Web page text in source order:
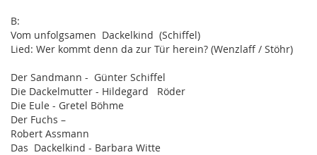
B:
Vom unfolgsamen Dackelkind (Schiffel)
Lied: Wer kommt denn da zur Tür herein? (Wenzlaff / Stöhr)
Der Sandmann - Günter Schiffel
Die Dackelmutter - Hildegard Röder
Die Eule - Gretel Böhme
Der Fuchs –
Robert Assmann
Das Dackelkind - Barbara Witte